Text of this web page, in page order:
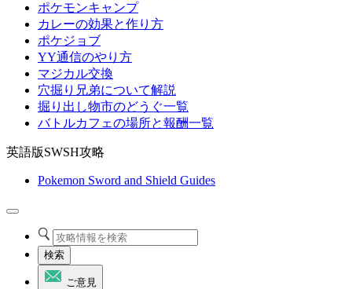
ポケモンキャンプ
カレーの効果と作り方
ポケジョブ
YY通信のやり方
マジカル交換
穴掘り兄弟について解説
掘り出し物市のどうぐ一覧
バトルカフェの場所と報酬一覧
英語版SWSH攻略
Pokemon Sword and Shield Guides
検索
ご意見